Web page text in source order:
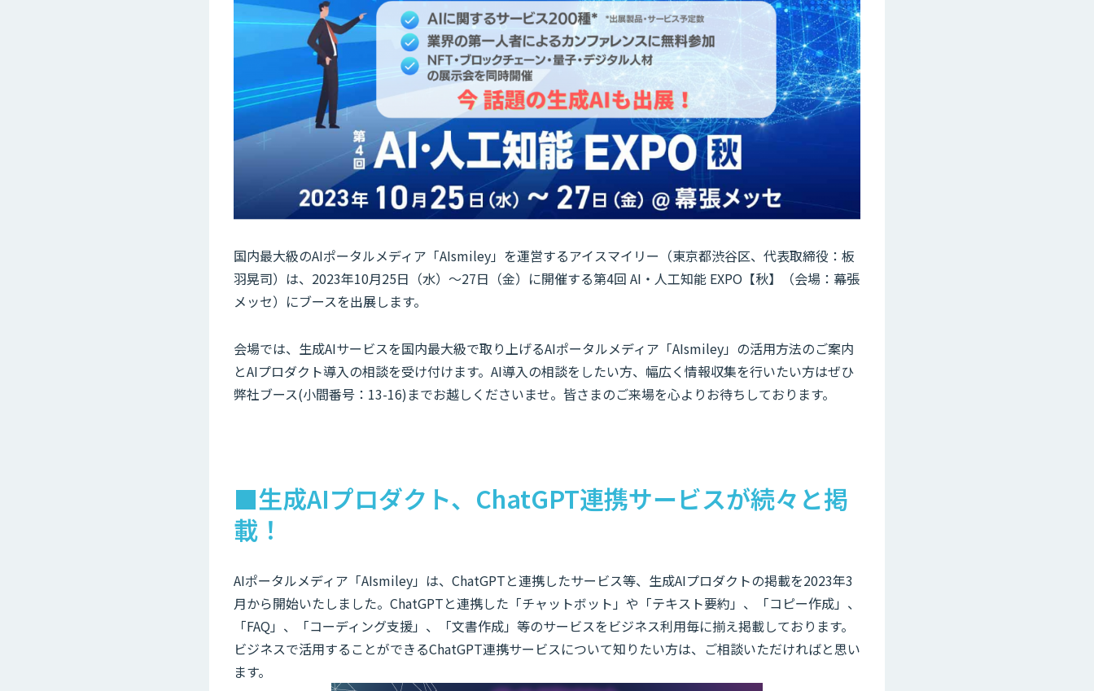
国内最大級のAIポータルメディア「AIsmiley」を運営するアイスマイリー（東京都渋谷区、代表取締役：板
羽晃司）は、2023年10月25日（水）～27日（金）に開催する第4回 AI・人工知能 EXPO【秋】（会場：幕張
メッセ）にブースを出展します。
会場では、生成AIサービスを国内最大級で取り上げるAIポータルメディア「AIsmiley」の活用方法のご案内
とAIプロダクト導入の相談を受け付けます。AI導入の相談をしたい方、幅広く情報収集を行いたい方はぜひ
弊社ブース(小間番号：13-16)までお越しくださいませ。皆さまのご来場を心よりお待ちしております。
■生成AIプロダクト、ChatGPT連携サービスが続々と掲
載！
AIポータルメディア「AIsmiley」は、ChatGPTと連携したサービス等、生成AIプロダクトの掲載を2023年3
月から開始いたしました。ChatGPTと連携した「チャットボット」や「テキスト要約」、「コピー作成」、
「FAQ」、「コーディング支援」、「文書作成」等のサービスをビジネス利用毎に揃え掲載しております。
ビジネスで活用することができるChatGPT連携サービスについて知りたい方は、ご相談いただければと思い
ます。